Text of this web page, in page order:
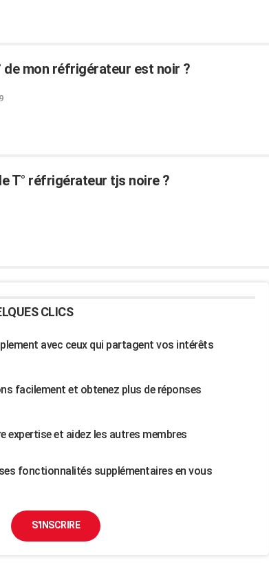
de mon réfrigérateur est noir ?
T° réfrigérateur tjs noire ?
CLICS
avec ceux qui partagent vos intérêts
facilement et obtenez plus de réponses
expertise et aidez les autres membres
fonctionnalités supplémentaires en vous
S'INSCRIRE